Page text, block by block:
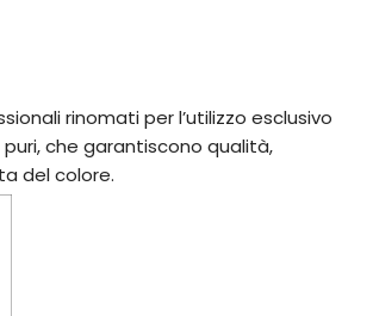
rinomati per l’utilizzo esclusivo
che garantiscono qualità,
del colore.